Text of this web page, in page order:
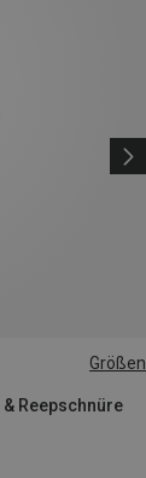
Größen
Reepschnüre